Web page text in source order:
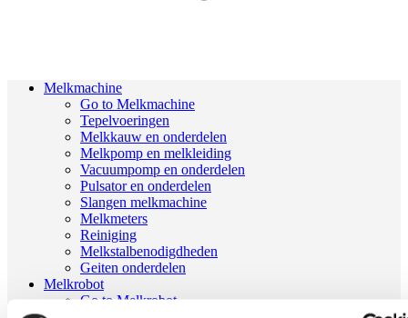
Melkmachine
Go to Melkmachine
Tepelvoeringen
Melkkauw en onderdelen
Melkpomp en melkleiding
Vacuumpomp en onderdelen
Pulsator en onderdelen
Slangen melkmachine
Melkmeters
Reiniging
Melkstalbenodigdheden
Geiten onderdelen
Melkrobot
Go to Melkrobot